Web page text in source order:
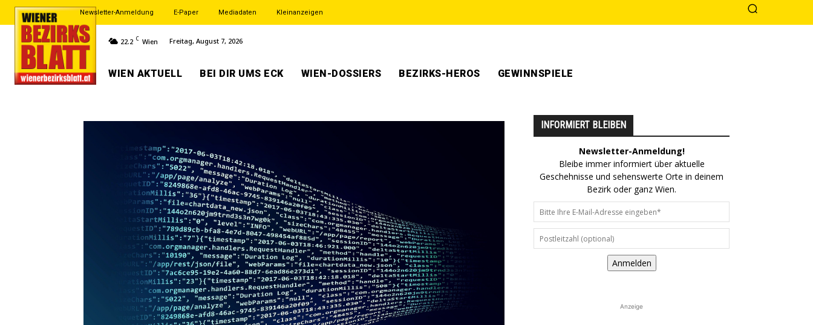
Newsletter-Anmeldung E-Paper Mediadaten Kleinanzeigen
22.2 C Wien Freitag, August 7, 2026
WIEN AKTUELL BEI DIR UMS ECK WIEN-DOSSIERS BEZIRKS-HEROS GEWINNSPIELE
INFORMIERT BLEIBEN
Newsletter-Anmeldung!
Bleibe immer informiert über aktuelle
Geschehnisse und sehenswerte Orte in deinem
Bezirk oder ganz Wien.
Anmelden
Anzeige